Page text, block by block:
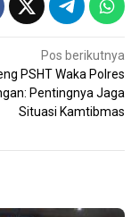
Pos berikutnya
PSHT Waka Polres
Pentingnya Jaga
Situasi Kamtibmas